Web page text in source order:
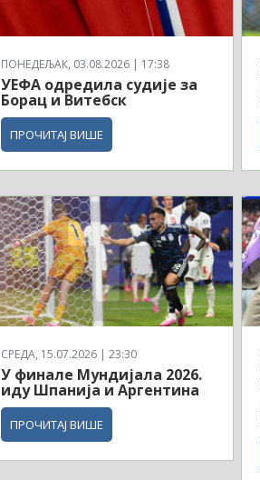
ПОНЕДЕЉАК, 03.08.2026 | 17:38
УЕФА одредила судије за
Борац и Витебск
ПРОЧИТАЈ ВИШЕ
СРЕДА, 15.07.2026 | 23:30
У финале Мундијала 2026.
иду Шпанија и Аргентина
ПРОЧИТАЈ ВИШЕ